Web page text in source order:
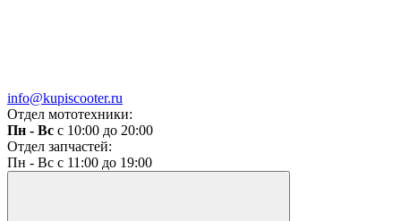
info@kupiscooter.ru
Отдел мототехники:
Пн - Вс с 10:00 до 20:00
Отдел запчастей:
Пн - Вс с 11:00 до 19:00